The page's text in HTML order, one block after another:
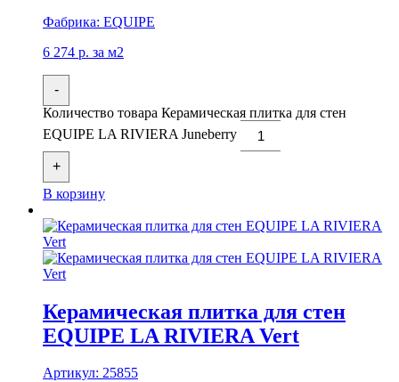
Фабрика: EQUIPE
6 274 р. за м2
-
Количество товара Керамическая плитка для стен
EQUIPE LA RIVIERA Juneberry
+
В корзину
Керамическая плитка для стен
EQUIPE LA RIVIERA Vert
Артикул: 25855